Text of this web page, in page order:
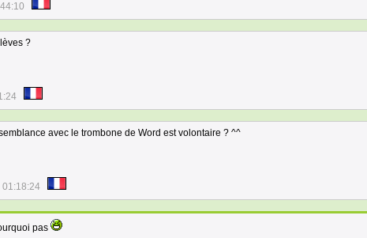
?
avec le trombone de Word est volontaire ? ^^
01:18:24
pas